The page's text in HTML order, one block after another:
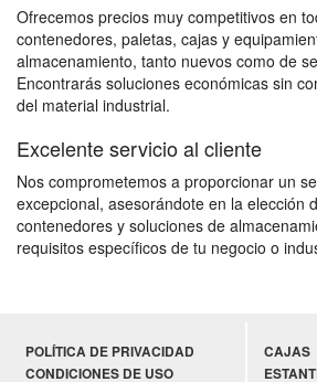
Ofrecemos precios muy competitivos en
contenedores, paletas, cajas y
almacenamiento, tanto nuevos como de
Encontrarás soluciones económicas sin
del material industrial.
Excelente servicio al cliente
Nos comprometemos a proporcionar un
excepcional, asesorándote en la elección
contenedores y soluciones de
requisitos específicos de tu negocio o
POLÍTICA DE PRIVACIDAD
CONDICIONES DE USO
CAJAS